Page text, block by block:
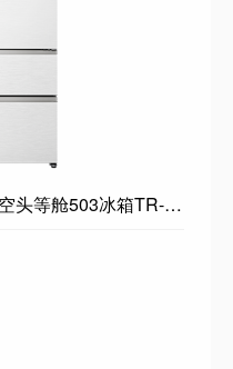
海信璀璨世界杯定制冰箱真空头等舱503冰箱TR-503U6FZSQD超薄零嵌入式法式多门自动制冰除菌一级能效